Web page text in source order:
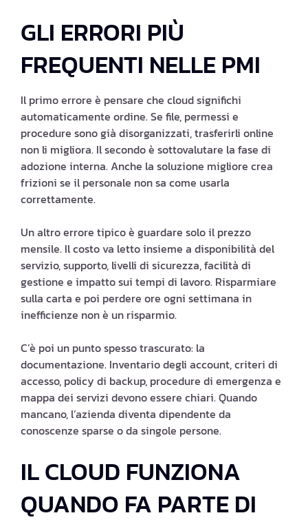
GLI ERRORI PIÙ
FREQUENTI NELLE PMI
Il primo errore è pensare che cloud significhi
automaticamente ordine. Se file, permessi e
procedure sono già disorganizzati, trasferirli online
non li migliora. Il secondo è sottovalutare la fase di
adozione interna. Anche la soluzione migliore crea
frizioni se il personale non sa come usarla
correttamente.
Un altro errore tipico è guardare solo il prezzo
mensile. Il costo va letto insieme a disponibilità del
servizio, supporto, livelli di sicurezza, facilità di
gestione e impatto sui tempi di lavoro. Risparmiare
sulla carta e poi perdere ore ogni settimana in
inefficienze non è un risparmio.
C’è poi un punto spesso trascurato: la
documentazione. Inventario degli account, criteri di
accesso, policy di backup, procedure di emergenza e
mappa dei servizi devono essere chiari. Quando
mancano, l’azienda diventa dipendente da
conoscenze sparse o da singole persone.
IL CLOUD FUNZIONA
QUANDO FA PARTE DI